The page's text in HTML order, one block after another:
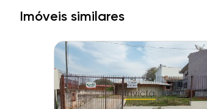
Imóveis similares